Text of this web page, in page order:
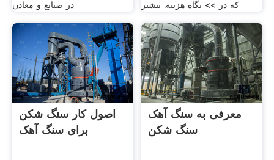
در صنایع و معادن
که در >> نگاه هزینه. بیشتر
اصول کار سنگ شکن
برای سنگ آهک
معرفی به سنگ آهک
سنگ شکن